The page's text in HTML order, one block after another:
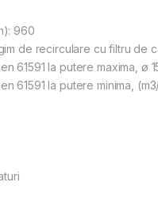
960
de recirculare cu filtru de
61591 la putere maxima, ø
61591 la putere minima,